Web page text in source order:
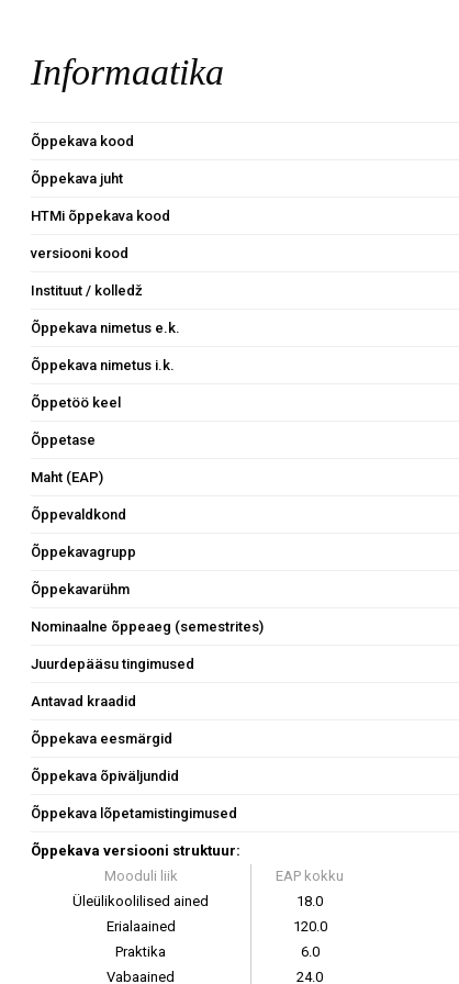
Informaatika
Õppekava kood
Õppekava juht
HTMi õppekava kood
versiooni kood
Instituut / kolledž
Õppekava nimetus e.k.
Õppekava nimetus i.k.
Õppetöö keel
Õppetase
Maht (EAP)
Õppevaldkond
Õppekavagrupp
Õppekavarühm
Nominaalne õppeaeg (semestrites)
Juurdepääsu tingimused
Antavad kraadid
Õppekava eesmärgid
Õppekava õpiväljundid
Õppekava lõpetamistingimused
Õppekava versiooni struktuur:
Mooduli liik
EAP kokku
Üleülikoolilised ained
18.0
Erialaained
120.0
Praktika
6.0
Vabaained
24.0